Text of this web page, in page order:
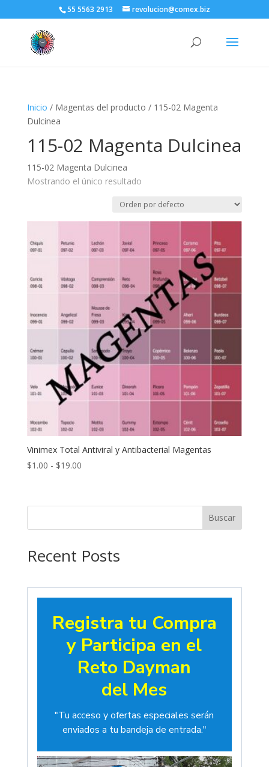
55 5563 2913 revolucion@comex.biz
Inicio / Magentas del producto / 115-02 Magenta
Dulcinea
115-02 Magenta Dulcinea
115-02 Magenta Dulcinea
Mostrando el único resultado
Vinimex Total Antiviral y Antibacterial Magentas
$1.00 - $19.00Rango
desde
Buscar
Recent Posts
Registra tu Compra
y Participa en el
Reto Dayman
del Mes
"Tu acceso y ofertas especiales serán
enviados a tu bandeja de entrada."